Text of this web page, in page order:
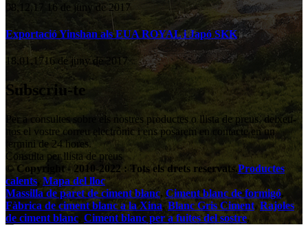
08,12,17 16 de juny de 2017
Exportació Yinshan als EUA ROYAL i Japó SKK
18,01,1716 de juny de 2017
Subscriu-te
Per a consultes sobre els nostres productes o llista de preus, deixeu-
nos el vostre correu electrònic i ens posarem en contacte en un
termini de 24 hores.
Consulta per llista de preus
© Copyright - 2010-2022 : Tots els drets reservats.Productes
calents, Mapa del lloc
Massilla de paret de ciment blanc, Ciment blanc de formigó,
Fàbrica de ciment blanc a la Xina, Blanc Gris Ciment, Rajoles
de ciment blanc Ciment blanc per a fuites del sostre,